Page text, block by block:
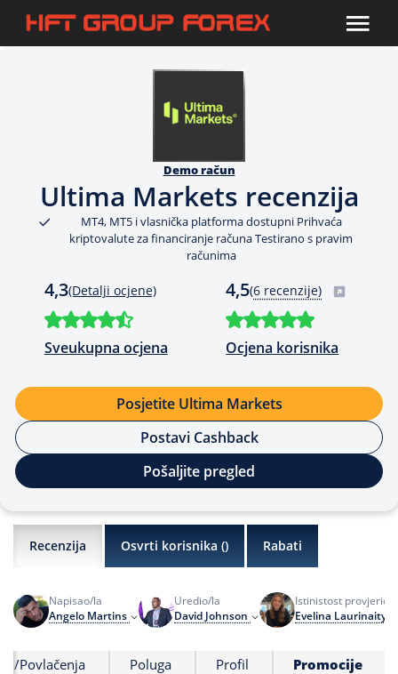
Demo račun
Ultima Markets recenzija
MT4, MT5 i vlasnička platforma dostupni Prihvaća
kriptovalute za financiranje računa Testirano s pravim
računima
4,3(Detalji ocjene)
Sveukupna ocjena
4,5(6 recenzije)
Ocjena korisnika
Posjetite Ultima Markets
Postavi Cashback
Pošaljite pregled
Recenzija Osvrti korisnika () Rabati
Napisao/la
Angelo Martins
Uredio/la
David Johnson
Istinistost provjerio/
Evelina
Povlačenja Poluga Profil Promocije